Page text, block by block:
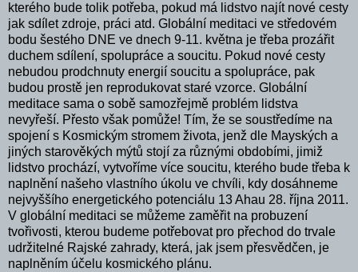
kterého bude tolik potřeba, pokud má lidstvo najít nové cesty
jak sdílet zdroje, práci atd. Globální meditaci ve středovém
bodu šestého DNE ve dnech 9-11. května je třeba prozářit
duchem sdílení, spolupráce a soucitu. Pokud nové cesty
nebudou prodchnuty energií soucitu a spolupráce, pak
budou prostě jen reprodukovat staré vzorce. Globální
meditace sama o sobě samozřejmě problém lidstva
nevyřeší. Přesto však pomůže! Tím, že se soustředíme na
spojení s Kosmickým stromem života, jenž dle Mayských a
jiných starověkých mýtů stojí za různými obdobími, jimiž
lidstvo prochází, vytvoříme více soucitu, kterého bude třeba k
naplnění našeho vlastního úkolu ve chvíli, kdy dosáhneme
nejvyššího energetického potenciálu 13 Ahau 28. října 2011.
V globální meditaci se můžeme zaměřit na probuzení
tvořivosti, kterou budeme potřebovat pro přechod do trvale
udržitelné Rajské zahrady, která, jak jsem přesvědčen, je
naplněním účelu kosmického plánu.